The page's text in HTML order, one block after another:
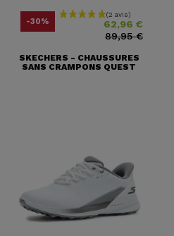
-30% Prix 62,96 €
Prix ​​habituel
89,95 €
SKECHERS - CHAUSSURES
SANS CRAMPONS QUEST